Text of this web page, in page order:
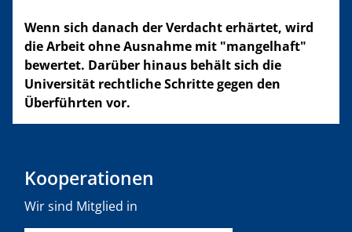
Wenn sich danach der Verdacht erhärtet, wird
die Arbeit ohne Ausnahme mit "mangelhaft"
bewertet. Darüber hinaus behält sich die
Universität rechtliche Schritte gegen den
Überführten vor.
Kooperationen
Wir sind Mitglied in